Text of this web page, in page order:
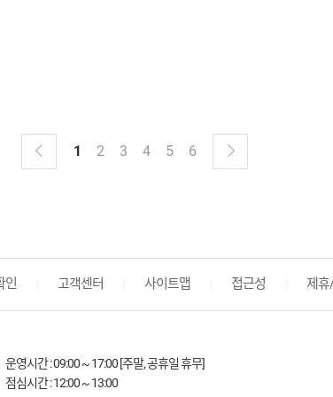
1 2 3 4 5 6
인 고객센터 사이트맵 접근성 제휴
운영시간 : 09:00 ~ 17:00 [주말, 공휴일 휴무]
점심시간 : 12:00 ~ 13:00